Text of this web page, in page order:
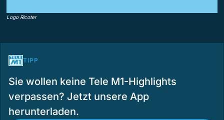
Logo Ricoter
TIPP
Sie wollen keine Tele M1-Highlights
verpassen? Jetzt unsere App
herunterladen.